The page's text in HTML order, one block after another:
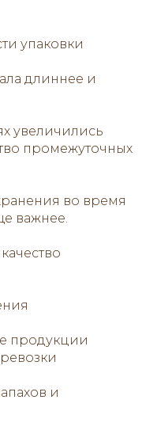
упаковки
длиннее и
увеличились
промежуточных
во время
важнее.
продукции
и